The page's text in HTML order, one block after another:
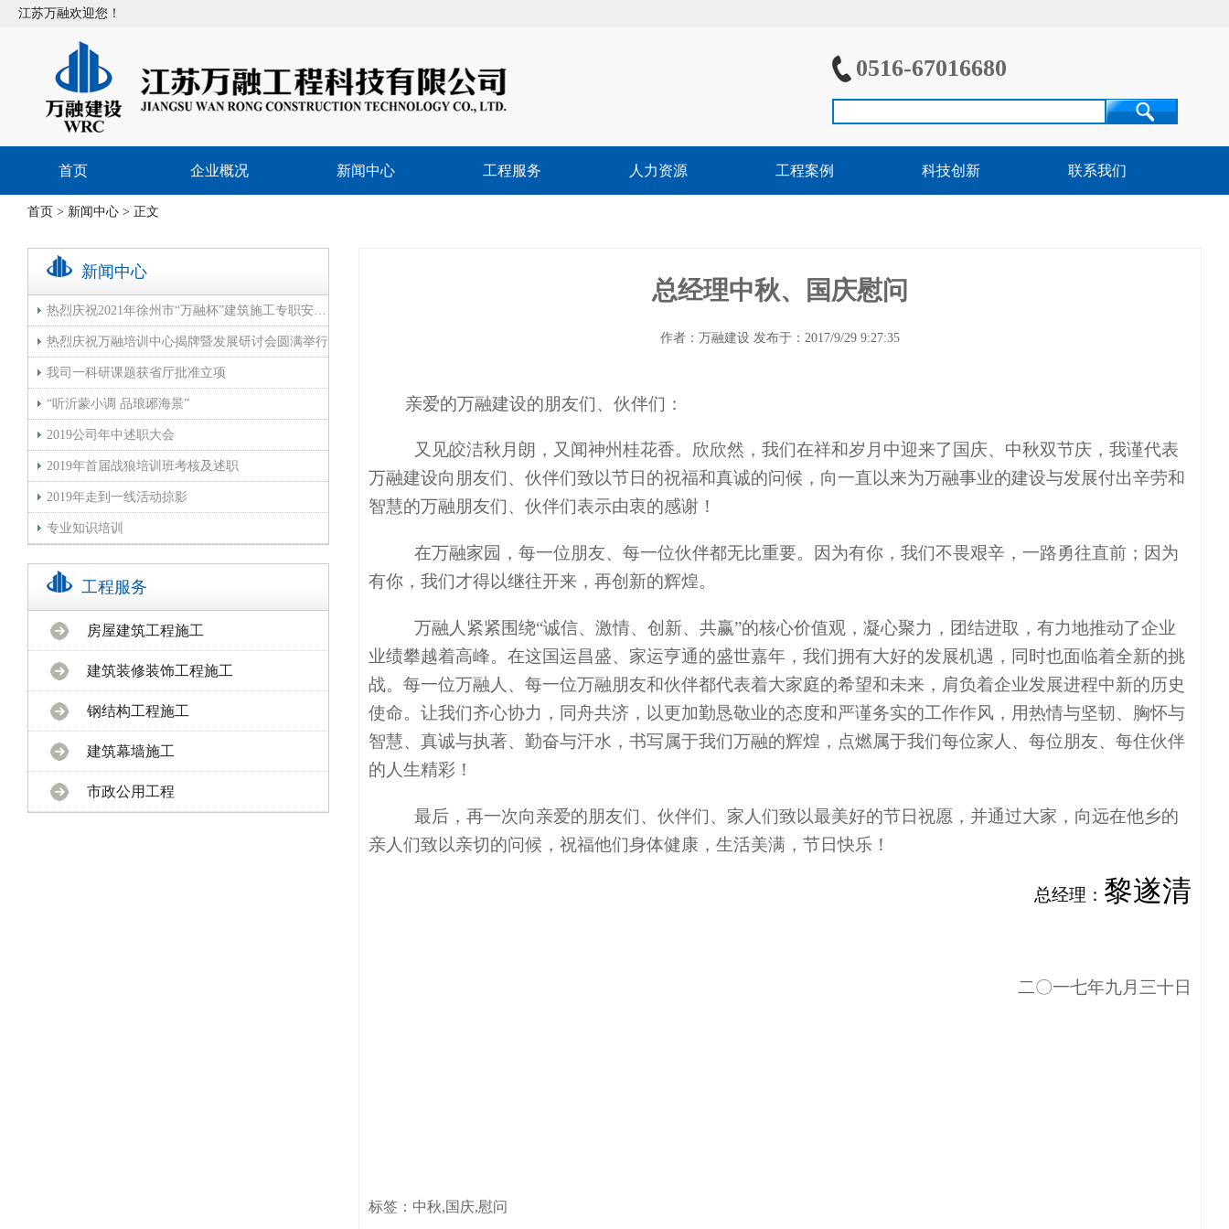
江苏万融欢迎您！
0516-67016680
首页 企业概况 新闻中心 工程服务 人力资源 工程案例 科技创新 联系我们
首页 > 新闻中心 > 正文
总经理中秋、国庆慰问
作者：万融建设 发布于：2017/9/29 9:27:35
亲爱的万融建设的朋友们、伙伴们：
又见皎洁秋月朗，又闻神州桂花香。欣欣然，我们在祥和岁月中迎来了国庆、中秋双节庆，我谨代表
万融建设向朋友们、伙伴们致以节日的祝福和真诚的问候，向一直以来为万融事业的建设与发展付出辛劳和
智慧的万融朋友们、伙伴们表示由衷的感谢！
在万融家园，每一位朋友、每一位伙伴都无比重要。因为有你，我们不畏艰辛，一路勇往直前；因为
有你，我们才得以继往开来，再创新的辉煌。
万融人紧紧围绕“诚信、激情、创新、共赢”的核心价值观，凝心聚力，团结进取，有力地推动了企业
业绩攀越着高峰。在这国运昌盛、家运亨通的盛世嘉年，我们拥有大好的发展机遇，同时也面临着全新的挑
战。每一位万融人、每一位万融朋友和伙伴都代表着大家庭的希望和未来，肩负着企业发展进程中新的历史
使命。让我们齐心协力，同舟共济，以更加勤恳敬业的态度和严谨务实的工作作风，用热情与坚韧、胸怀与
智慧、真诚与执著、勤奋与汗水，书写属于我们万融的辉煌，点燃属于我们每位家人、每位朋友、每住伙伴
的人生精彩！
最后，再一次向亲爱的朋友们、伙伴们、家人们致以最美好的节日祝愿，并通过大家，向远在他乡的
亲人们致以亲切的问候，祝福他们身体健康，生活美满，节日快乐！
总经理： 黎遂清
二〇一七年九月三十日
标签：中秋,国庆,慰问
新闻中心
热烈庆祝2021年徐州市“万融杯”建筑施工专职安全生产管理人员技能竞赛圆满举行
热烈庆祝万融培训中心揭牌暨发展研讨会圆满举行
我司一科研课题获省厅批准立项
“听沂蒙小调 品琅琊海景”
2019公司年中述职大会
2019年首届战狼培训班考核及述职
2019年走到一线活动掠影
专业知识培训
工程服务
房屋建筑工程施工
建筑装修装饰工程施工
钢结构工程施工
建筑幕墙施工
市政公用工程